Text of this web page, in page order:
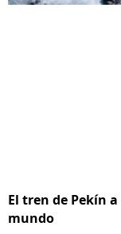
El tren de Pekín
mundo